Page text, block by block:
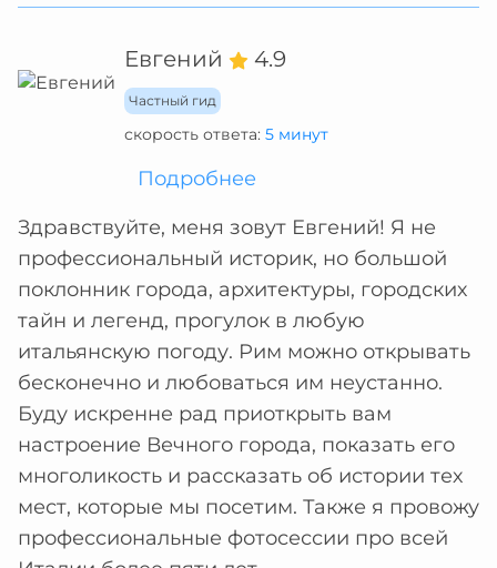
Евгений 4.9
Частный гид
скорость ответа: 5 минут
Подробнее
Здравствуйте, меня зовут Евгений! Я не
профессиональный историк, но большой
поклонник города, архитектуры, городских
тайн и легенд, прогулок в любую
итальянскую погоду. Рим можно открывать
бесконечно и любоваться им неустанно.
Буду искренне рад приоткрыть вам
настроение Вечного города, показать его
многоликость и рассказать об истории тех
мест, которые мы посетим. Также я провожу
профессиональные фотосессии про всей